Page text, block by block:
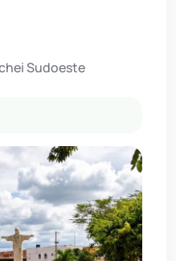
Sudoeste